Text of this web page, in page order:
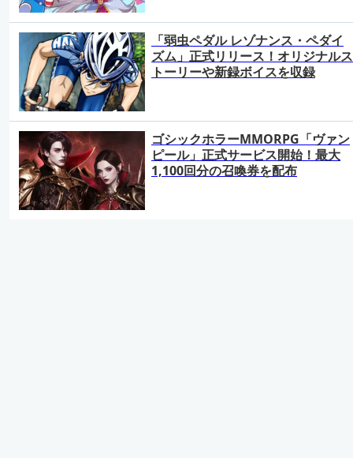
「弱虫ペダル レゾナンス・ペダイ
ズム」正式リリース！オリジナルス
トーリーや新録ボイスを収録
ゴシックホラーMMORPG「ヴァン
ピール」正式サービス開始！最大
1,100回分の召喚券を配布